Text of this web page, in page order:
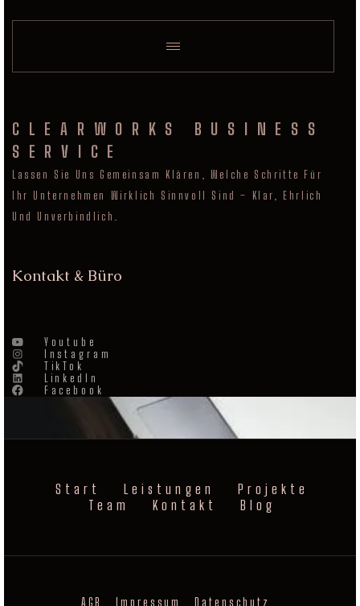
CLEARWORKS BUSINESS
SERVICE
Lassen Sie Uns Gemeinsam Klären, Welche Schritte Für
Ihr Unternehmen Wirklich Sinnvoll Sind – Klar, Ehrlich
Und Unverbindlich.
Kontakt & Büro
Youtube
Instagram
TikTok
LinkedIn
Facebook
Start Leistungen
Projekte
Team
Kontakt Blog
AGB Impressum Datenschutz